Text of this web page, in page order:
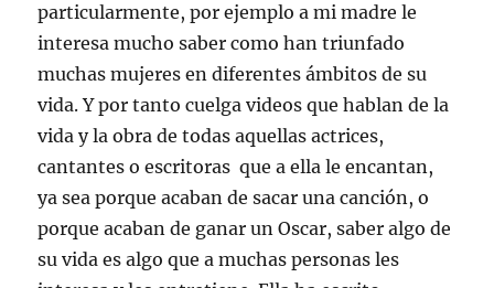
particularmente, por ejemplo a mi madre le
interesa mucho saber como han triunfado
muchas mujeres en diferentes ámbitos de su
vida. Y por tanto cuelga videos que hablan de la
vida y la obra de todas aquellas actrices,
cantantes o escritoras que a ella le encantan,
ya sea porque acaban de sacar una canción, o
porque acaban de ganar un Oscar, saber algo de
su vida es algo que a muchas personas les